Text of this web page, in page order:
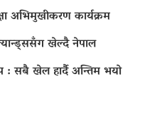
अभिमुखीकरण कार्यक्रम
खेल्दै नेपाल
: सबै खेल हार्दै अन्तिम भयो